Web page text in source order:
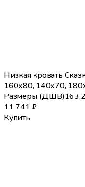
Низкая кровать
160х80, 140х70,
Размеры (ДШВ)163,2
11 741 ₽
Купить